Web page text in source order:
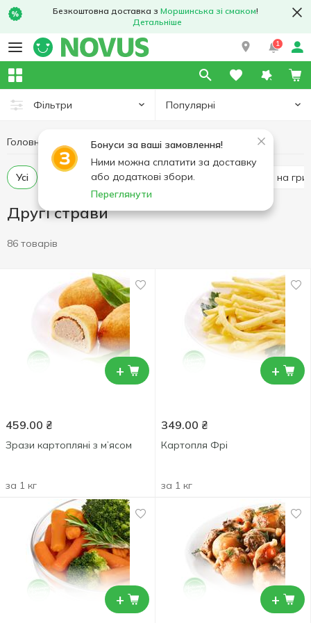
Безкоштовна доставка з Моршинська зі смаком!
Детальніше
1
Фільтри Популярні
Бонуси за ваші замовлення!
Ними можна сплатити за доставку
або додаткові збори.
Переглянути
Головна Кулінарія Другі страви
Усі М'ясні страви Страви з овочів Страви на
Другі страви
86 товарів
+
459.00 ₴
Зрази картопляні з м’ясом
за 1 кг
+
349.00 ₴
Картопля Фрі
за 1 кг
+ +